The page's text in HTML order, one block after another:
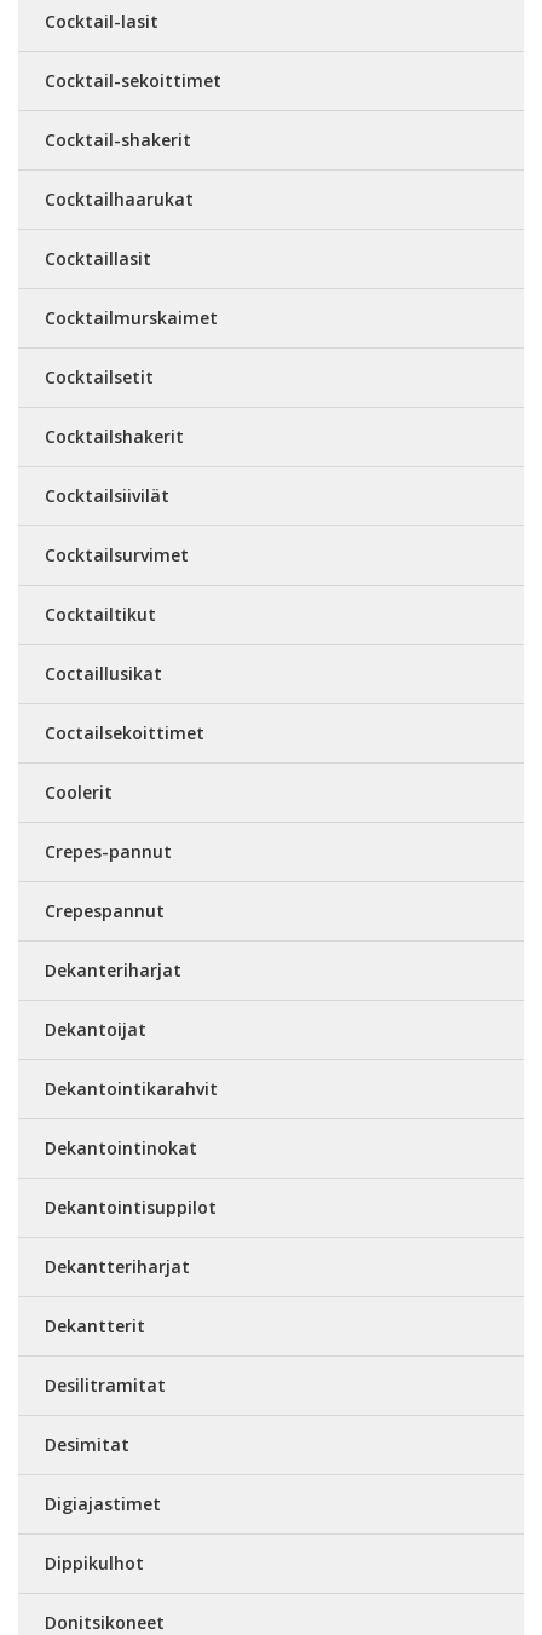
Cocktail-lasit
Cocktail-sekoittimet
Cocktail-shakerit
Cocktailhaarukat
Cocktaillasit
Cocktailmurskaimet
Cocktailsetit
Cocktailshakerit
Cocktailsiivilät
Cocktailsurvimet
Cocktailtikut
Coctaillusikat
Coctailsekoittimet
Coolerit
Crepes-pannut
Crepespannut
Dekanteriharjat
Dekantoijat
Dekantointikarahvit
Dekantointinokat
Dekantointisuppilot
Dekantteriharjat
Dekantterit
Desilitramitat
Desimitat
Digiajastimet
Dippikulhot
Donitsikoneet